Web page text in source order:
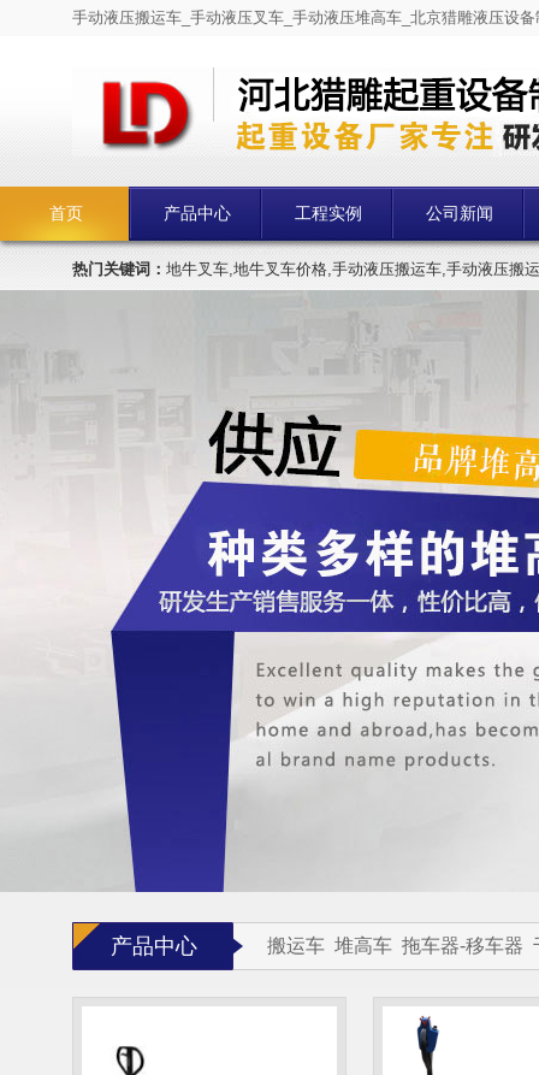
手动液压搬运车_手动液压叉车_手动液压堆高车_北京猎雕液压设
首页 产品中心 工程实例 公司新闻
热门关键词： 地牛叉车,地牛叉车价格,手动液压搬运车,手动液压搬
产品中心 搬运车 堆高车 拖车器-移车器